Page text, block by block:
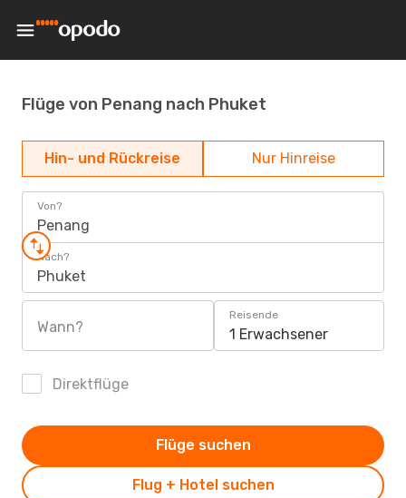
Flüge von Penang nach Phuket
Hin- und Rückreise Nur Hinreise
Von?
Penang
Nach?
Phuket
Wann?
Reisende
1 Erwachsener
Direktflüge
Flug + Hotel suchen
Flüge suchen